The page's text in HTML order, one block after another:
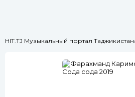
HIT.TJ Музыкальный портал